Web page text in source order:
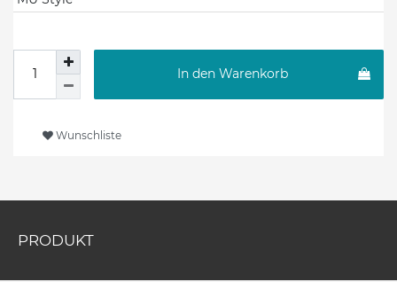
In den Warenkorb
Wunschliste
PRODUKT